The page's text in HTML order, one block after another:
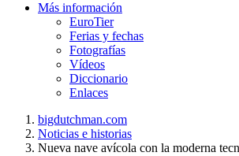
Más información
EuroTier
Ferias y fechas
Fotografías
Vídeos
Diccionario
Enlaces
bigdutchman.com
Noticias e historias
Nueva nave avícola con la moderna